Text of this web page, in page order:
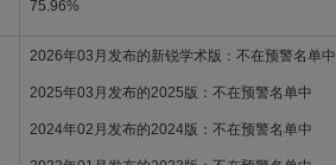
75.96%
2026年03月发布的新锐学术版：不在预警名单中
2025年03月发布的2025版：不在预警名单中
2024年02月发布的2024版：不在预警名单中